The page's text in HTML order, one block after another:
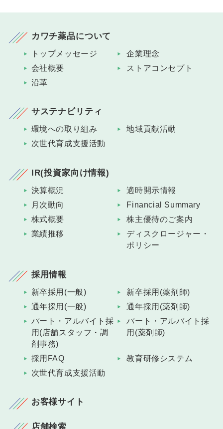
カワチ薬品について
トップメッセージ
企業理念
会社概要
ストアコンセプト
沿革
サステナビリティ
環境への取り組み
地域貢献活動
次世代育成支援活動
IR(投資家向け情報)
決算概況
適時開示情報
月次動向
Financial Summary
株式概要
株主優待のご案内
業績推移
ディスクロージャー・
ポリシー
採用情報
新卒採用(一般)
新卒採用(薬剤師)
通年採用(一般)
通年採用(薬剤師)
パート・アルバイト採
用(店舗スタッフ・調
剤事務)
パート・アルバイト採
用(薬剤師)
採用FAQ
教育研修システム
次世代育成支援活動
お客様サイト
店舗検索